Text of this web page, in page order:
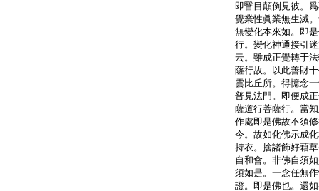
即瞖目顛倒見彼。
覺業性眞業無生滅
無變化本來如。即
行。變化神通接引
云。雖成正覺轉于
薩行故。以此善財
雲比丘所。得憶念
普見法門。即便成
薩道行菩薩行。當
作處即是佛故不須
今。故如化佛示成
持衣。捨諸飾好藉
自和會。非佛自須
須如是。一念任無
證。即是佛也。還